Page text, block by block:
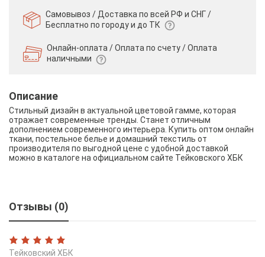
Самовывоз / Доставка по всей РФ и СНГ /
Бесплатно по городу и до ТК
Онлайн-оплата / Оплата по счету /Оплата
наличными
Описание
Стильный дизайн в актуальной цветовой гамме, которая
отражает современные тренды. Станет отличным
дополнением современного интерьера. Купить оптом онлайн
ткани, постельное белье и домашний текстиль от
производителя по выгодной цене с удобной доставкой
можно в каталоге на официальном сайте Тейковского ХБК
Отзывы (0)
Тейковский ХБК